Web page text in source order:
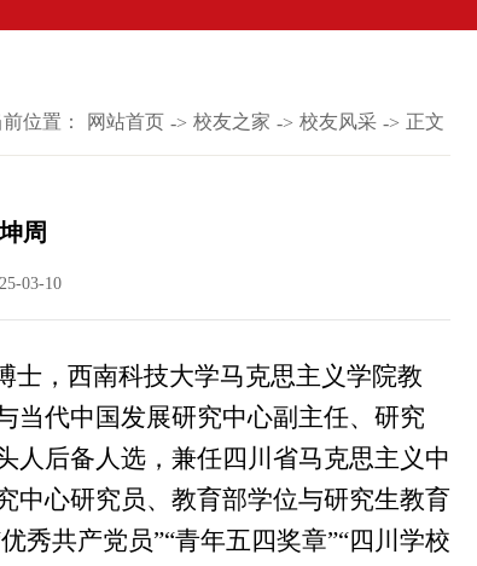
位置： 网站首页 -> 校友之家 -> 校友风采 -> 正文
周
03-10
士，西南科技大学马克思主义学院教
当代中国发展研究中心副主任、研究
人后备人选，兼任四川省马克思主义中
中心研究员、教育部学位与研究生教育
秀共产党员”“青年五四奖章”“四川学校